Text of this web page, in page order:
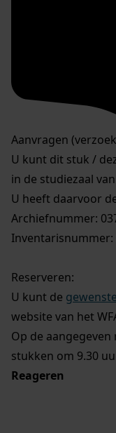
Aanvragen
U kunt dit stuk /
in de studiezaal
U heeft daarvoor
Archiefnummer:
Inventarisnummer:
Reserveren:
U kunt de
website van het
Op de
stukken om 9.30
Reageren